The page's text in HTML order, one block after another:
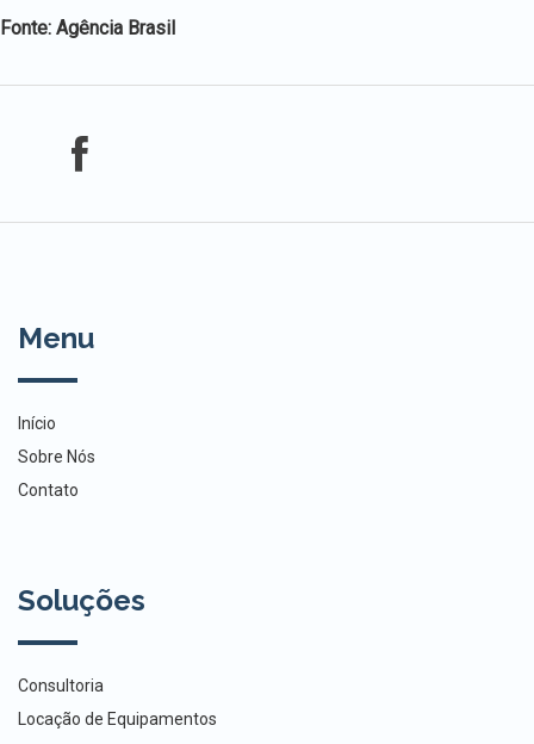
Fonte: Agência Brasil
Menu
Início
Sobre Nós
Contato
Soluções
Consultoria
Locação de Equipamentos